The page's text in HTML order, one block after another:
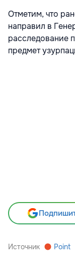
Отметим, что
направил в
расследование
предмет
Источник Point